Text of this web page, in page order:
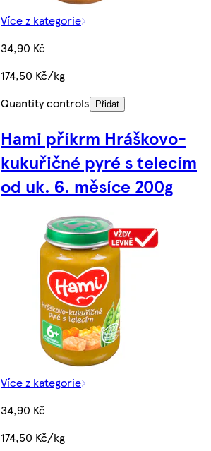
Více z kategorie
34,90 Kč
174,50 Kč/kg
Quantity controls
Přidat
Hami příkrm Hráškovo-
kukuřičné pyré s telecím
od uk. 6. měsíce 200g
Více z kategorie
34,90 Kč
174,50 Kč/kg